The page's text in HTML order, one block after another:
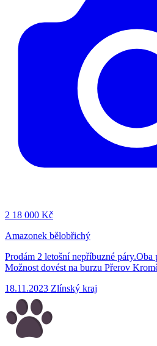
2 18 000 Kč
Amazonek bělobřichý
Prodám 2 letošní nepříbuzné
Možnost dovést na burzu Přerov
18.11.2023 Zlínský kraj